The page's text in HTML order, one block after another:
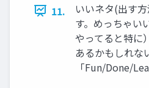
11.
いいネタ(出す
す。めっちゃい
やってると特に
あるかもしれな
「Fun/Done/